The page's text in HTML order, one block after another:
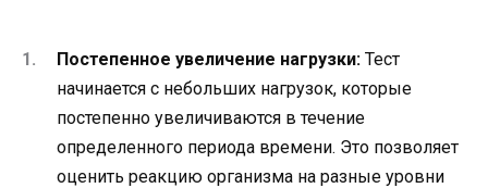
Постепенное увеличение нагрузки: Тест
начинается с небольших нагрузок, которые
постепенно увеличиваются в течение
определенного периода времени. Это позволяет
оценить реакцию организма на разные уровни